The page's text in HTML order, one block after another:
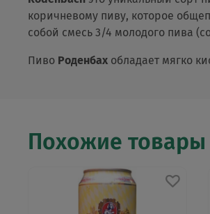
коричневому пиву, которое
собой смесь 3/4 молодого пива
Пиво Роденбах обладает мягко
Похожие товары